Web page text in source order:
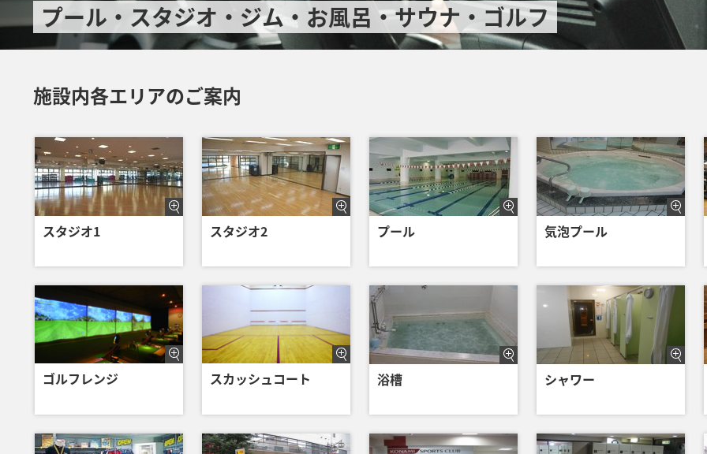
プール・スタジオ・ジム・お風呂・サウナ・ゴルフ
施設内各エリアのご案内
スタジオ1 スタジオ2 プール 気泡プール
ゴルフレンジ スカッシュコート 浴槽 シャワー